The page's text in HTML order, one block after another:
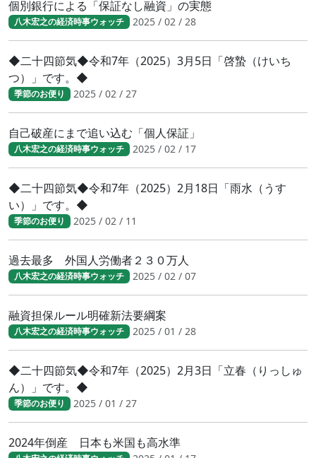
個別銀行による「保証なし融資」の実態
八木宏之の経済時事ウォッチ 2025 / 02 / 28
◆二十四節気◆令和7年（2025）3月5日「啓蟄（けいち
つ）」です。◆
季節のお便り 2025 / 02 / 27
自己破産にまで追い込む「個人保証」
八木宏之の経済時事ウォッチ 2025 / 02 / 17
◆二十四節気◆令和7年（2025）2月18日「雨水（うす
い）」です。◆
季節のお便り 2025 / 02 / 11
過去最多 外国人労働者２３０万人
八木宏之の経済時事ウォッチ 2025 / 02 / 07
融資担保ルール明確新法要綱案
八木宏之の経済時事ウォッチ 2025 / 01 / 28
◆二十四節気◆令和7年（2025）2月3日「立春（りっしゅ
ん）」です。◆
季節のお便り 2025 / 01 / 27
2024年倒産 日本も米国も高水準